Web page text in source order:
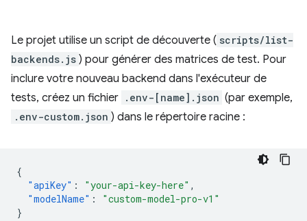
Le projet utilise un script de découverte ( scripts/list-
backends.js ) pour générer des matrices de test. Pour
inclure votre nouveau backend dans l'exécuteur de
tests, créez un fichier .env-[name].json (par exemple,
.env-custom.json ) dans le répertoire racine :
{
"apiKey" : "your-api-key-here" ,
"modelName" :
"custom-model-pro-v1"
}